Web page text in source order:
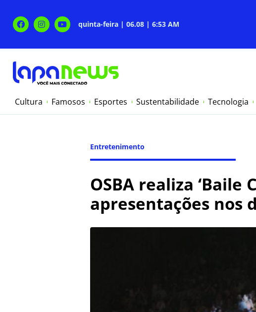
quinta-feira | 06.08 | 6:53 AM
Cultura Famosos Esportes Sustentabilidade Tecnologia
Entretenimento
OSBA realiza ‘Baile
apresentações nos